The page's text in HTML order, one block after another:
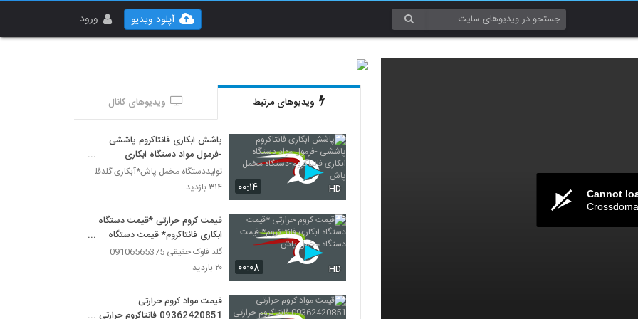
ورود آپلود ویدیو
Cannot
ویدیوهای مرتبط ویدیوهای کانال
۰۰:۱۴ HD
پاشش ابکاری فانتاکروم پاششی
-فرمول مواد دستگاه ابکاری
فانتاکروم-دستگاه مخمل پاش
تولیددستگاه مخمل پاش*آبکاری گلدفلوک 09106565375
۳۱۴ بازدید
۰۰:۰۸ HD
قیمت کروم حرارتی *قیمت دستگاه
ابکاری فانتاکروم* قیمت دستگاه
مخمل پاش
گلد فلوک حقیقی 09106565375
۲۰ بازدید
قیمت مواد کروم حرارتی
09362420851 فانتاکروم حرارتی